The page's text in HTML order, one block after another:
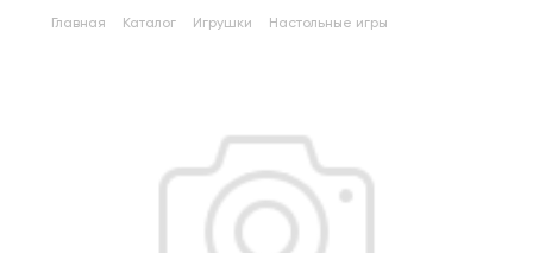
Главная Каталог Игрушки Настольные игры